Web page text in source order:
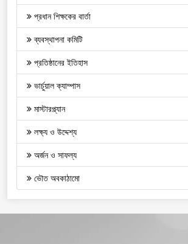
প্রধান শিক্ষকের বার্তা
ব্যবস্থাপনা কমিটি
প্রতিষ্ঠানের ইতিহাস
ভার্চুয়াল ক্যাম্পাস
মাস্টারপ্ল্যান
লক্ষ্য ও উদ্দেশ্য
অর্জন ও সাফল্য
ভৌত অবকাঠামো